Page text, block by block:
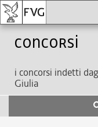
Concorsi
i concorsi indetti
Giulia